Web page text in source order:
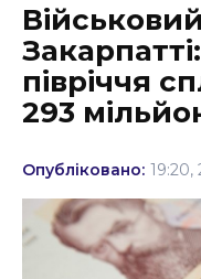
Культура
Освіта
Політика
Соціум
півріччя
293
Опубліковано: 19:20,